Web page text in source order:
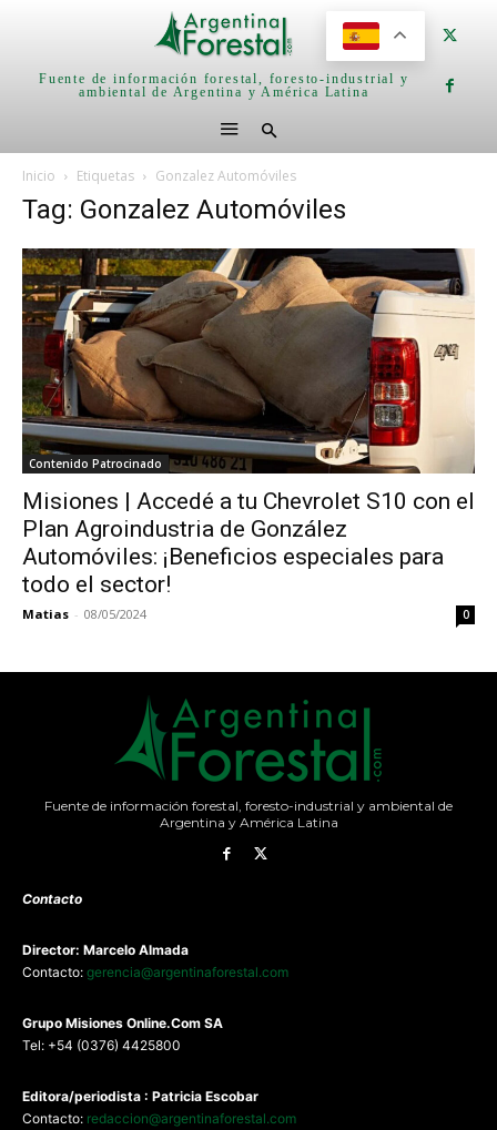
Fuente de información forestal, foresto-industrial y
ambiental de Argentina y América Latina
Inicio Etiquetas Gonzalez Automóviles
Tag: Gonzalez Automóviles
Contenido Patrocinado
Misiones | Accedé a tu Chevrolet S10 con el
Plan Agroindustria de González
Automóviles: ¡Beneficios especiales para
todo el sector!
Matias - 08/05/2024 0
Fuente de información forestal, foresto-industrial y ambiental de
Argentina y América Latina
Contacto
Director: Marcelo Almada
Contacto: gerencia@argentinaforestal.com
Grupo Misiones Online.Com SA
Tel: +54 (0376) 4425800
Editora/periodista : Patricia Escobar
Contacto: redaccion@argentinaforestal.com